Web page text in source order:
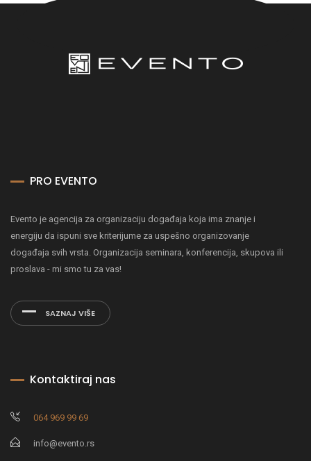
PRO EVENTO
Evento je agencija za organizaciju događaja koja ima znanje i
energiju da ispuni sve kriterijume za uspešno organizovanje
događaja svih vrsta. Organizacija seminara, konferencija, skupova ili
proslava - mi smo tu za vas!
SAZNAJ VIŠE
Kontaktiraj nas
064 969 99 69
info@evento.rs